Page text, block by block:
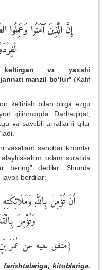
إِنَّ الَّذِينَ آَمَنُوا
va
yaxshi
jannati manzil bo‘lur” (Kahf
keltirish bilan birga ezgu
qilinmoqda. Darhaqiqat,
va savobli amallarni qilar
bo‘ladi.
vasallam sahobai kiromlar
odam suratida
bering” dedilar. Shunda
javob berdilar:
أَنْ تُؤْمِنَ بِاللهِ
وَتُؤْمِنَ
(متفق عليه عن عُمَرَ
kitoblariga,